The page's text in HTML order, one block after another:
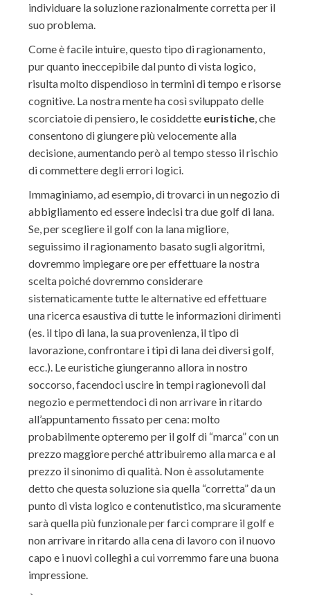
individuare la soluzione razionalmente corretta per il
suo problema.
Come è facile intuire, questo tipo di ragionamento,
pur quanto ineccepibile dal punto di vista logico,
risulta molto dispendioso in termini di tempo e risorse
cognitive. La nostra mente ha così sviluppato delle
scorciatoie di pensiero, le cosiddette euristiche, che
consentono di giungere più velocemente alla
decisione, aumentando però al tempo stesso il rischio
di commettere degli errori logici.
Immaginiamo, ad esempio, di trovarci in un negozio di
abbigliamento ed essere indecisi tra due golf di lana.
Se, per scegliere il golf con la lana migliore,
seguissimo il ragionamento basato sugli algoritmi,
dovremmo impiegare ore per effettuare la nostra
scelta poiché dovremmo considerare
sistematicamente tutte le alternative ed effettuare
una ricerca esaustiva di tutte le informazioni dirimenti
(es. il tipo di lana, la sua provenienza, il tipo di
lavorazione, confrontare i tipi di lana dei diversi golf,
ecc.). Le euristiche giungeranno allora in nostro
soccorso, facendoci uscire in tempi ragionevoli dal
negozio e permettendoci di non arrivare in ritardo
all’appuntamento fissato per cena: molto
probabilmente opteremo per il golf di “marca” con un
prezzo maggiore perché attribuiremo alla marca e al
prezzo il sinonimo di qualità. Non è assolutamente
detto che questa soluzione sia quella “corretta” da un
punto di vista logico e contenutistico, ma sicuramente
sarà quella più funzionale per farci comprare il golf e
non arrivare in ritardo alla cena di lavoro con il nuovo
capo e i nuovi colleghi a cui vorremmo fare una buona
impressione.